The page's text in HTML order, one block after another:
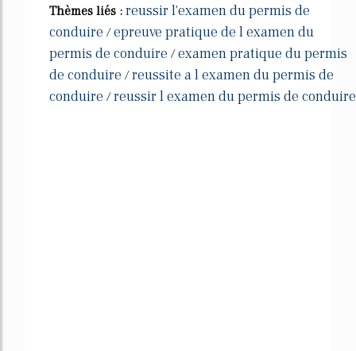
Thèmes liés : reussir l'examen du permis de
conduire /epreuve pratique de l examen du
permis de conduire /examen pratique du permis
de conduire /reussite a l examen du permis de
conduire /reussir l examen du permis de conduire